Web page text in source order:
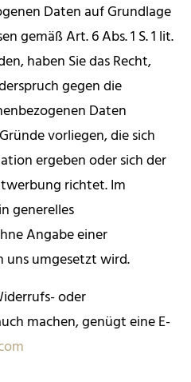
Daten auf Grundlage
gemäß Art. 6 Abs. 1 S. 1 lit.
haben Sie das Recht,
gegen die
Daten
vorliegen, die sich
ergeben oder sich der
richtet. Im
generelles
Angabe einer
uns umgesetzt wird.
oder
machen, genügt eine E-